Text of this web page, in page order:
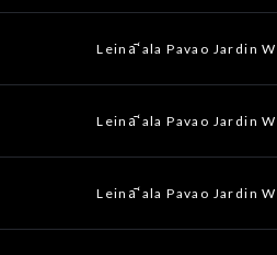
Leināʻala Pavao Jardin
Leināʻala Pavao Jardin
Leināʻala Pavao Jardin